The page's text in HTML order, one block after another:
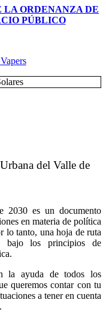
LA ORDENANZA DE
PÚBLICO
del Valle de
2030 es un documento
en materia de política
lo tanto, una hoja de ruta
bajo los principios de
la ayuda de todos los
queremos contar con tu
a tener en cuenta